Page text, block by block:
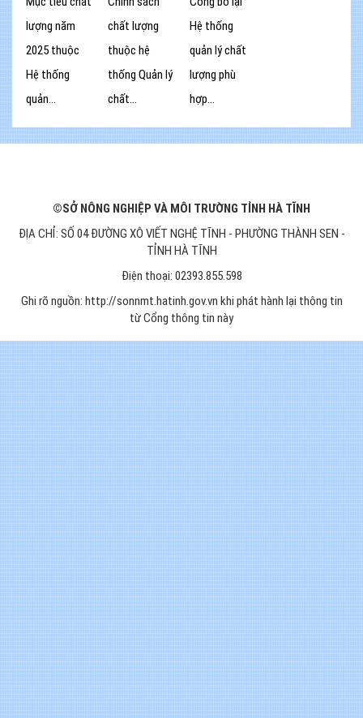
lượng năm
2025 thuộc
Hệ thống
quản...
chất lượng
thuộc hệ
thống Quản lý
chất...
Hệ thống
quản lý chất
lượng phù
hợp...
©SỞ NÔNG NGHIỆP VÀ MÔI TRƯỜNG TỈNH HÀ TĨNH
ĐỊA CHỈ: SỐ 04 ĐƯỜNG XÔ VIẾT NGHỆ TĨNH - PHƯỜNG THÀNH SEN -
TỈNH HÀ TĨNH
Điện thoại: 02393.855.598
Ghi rõ nguồn: http://sonnmt.hatinh.gov.vn khi phát hành lại thông tin
từ Cổng thông tin này